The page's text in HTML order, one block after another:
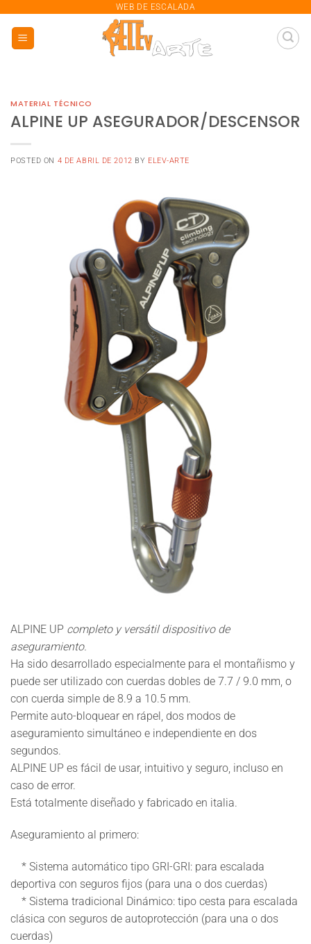
contenido
WEB DE ESCALADA
MATERIAL TÉCNICO
ALPINE UP ASEGURADOR/DESCENSOR
POSTED ON 4 DE ABRIL DE 2012 BY ELEV-ARTE
ALPINE UP completo y versátil dispositivo de
aseguramiento.
Ha sido desarrollado especialmente para el montañismo y
puede ser utilizado con cuerdas dobles de 7.7 / 9.0 mm, o
con cuerda simple de 8.9 a 10.5 mm.
Permite auto-bloquear en rápel, dos modos de
aseguramiento simultáneo e independiente en dos
segundos.
ALPINE UP es fácil de usar, intuitivo y seguro, incluso en
caso de error.
Está totalmente diseñado y fabricado en italia.
Aseguramiento al primero:
* Sistema automático tipo GRI-GRI: para escalada
deportiva con seguros fijos (para una o dos cuerdas)
* Sistema tradicional Dinámico: tipo cesta para escalada
clásica con seguros de autoprotección (para una o dos
cuerdas)